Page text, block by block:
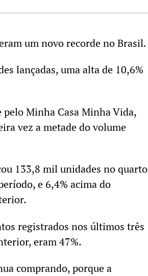
um novo recorde no Brasil.
lançadas, uma alta de 10,6%
Minha Casa Minha Vida,
vez a metade do volume
133,8 mil unidades no quarto
e 6,4% acima do
registrados nos últimos três
eram 47%.
comprando, porque a